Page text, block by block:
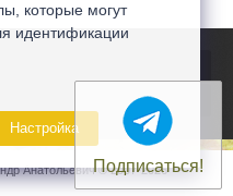
Анатольевич © 2007-2026
Подписаться!
которые могут
идентификации
Настройка